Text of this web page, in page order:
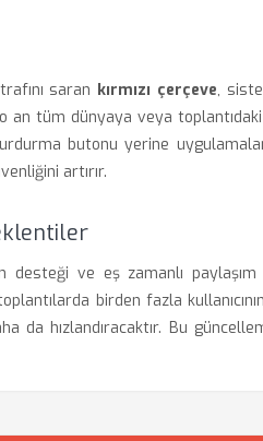
saran kırmızı çerçeve,
an tüm dünyaya veya
butonu yerine
artırır.
ve eş zamanlı paylaşım
birden fazla
da hızlandıracaktır. Bu